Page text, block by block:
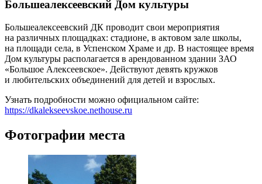
Большеалексеевский Дом культуры
Большеалексеевский ДК проводит свои мероприятия
на различных площадках: стадионе, в актовом зале школы,
на площади села, в Успенском Храме и др. В настоящее время
Дом культуры располагается в арендованном здании ЗАО
«Большое Алексеевское». Действуют девять кружков
и любительских объединений для детей и взрослых.
Узнать подробности можно официальном сайте:
https://dkalekseevskoe.nethouse.ru
Фотографии места